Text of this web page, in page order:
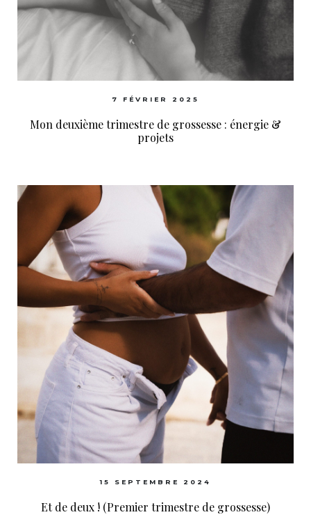
7 FÉVRIER 2025
Mon deuxième trimestre de grossesse : énergie &
projets
15 SEPTEMBRE 2024
Et de deux ! (Premier trimestre de grossesse)